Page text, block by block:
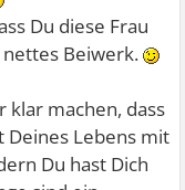
Du diese Frau
nettes Beiwerk.
klar machen, dass
Deines Lebens mit
Du hast Dich